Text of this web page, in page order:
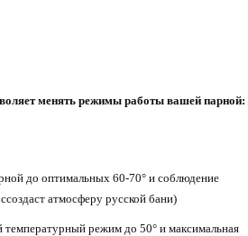
менять режимы работы вашей парной:
до оптимальных 60-70° и соблюдение
атмосферу русской бани)
режим до 50° и максимальная